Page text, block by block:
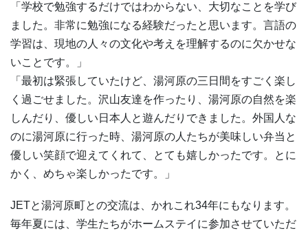
「学校で勉強するだけではわからない、大切なことを学び
ました。非常に勉強になる経験だったと思います。言語の
学習は、現地の人々の文化や考えを理解するのに欠かせな
いことです。」
「最初は緊張していたけど、湯河原の三日間をすごく楽し
く過ごせました。沢山友達を作ったり、湯河原の自然を楽
しんだり、優しい日本人と遊んだりできました。外国人な
のに湯河原に行った時、湯河原の人たちが美味しい弁当と
優しい笑顔で迎えてくれて、とても嬉しかったです。とに
かく、めちゃ楽しかったです。」
JETと湯河原町との交流は、かれこれ34年にもなります。
毎年夏には、学生たちがホームステイに参加させていただ